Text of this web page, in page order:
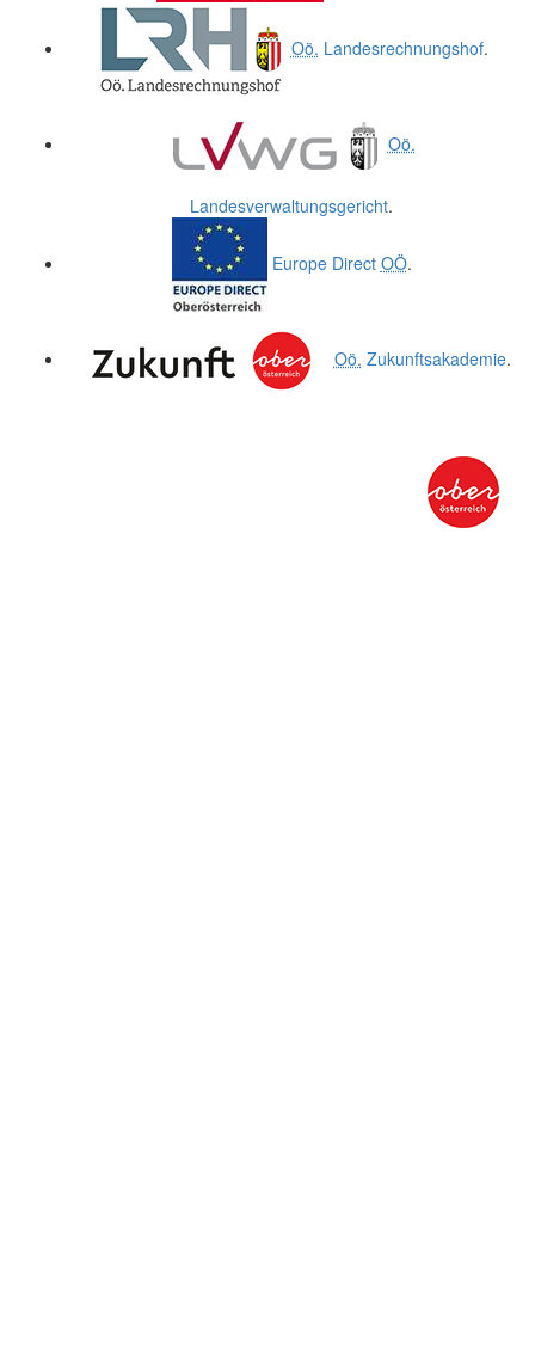
Oö. Landesrechnungshof.
Oö.
Landesverwaltungsgericht.
Europe Direct OÖ.
Oö. Zukunftsakademie.